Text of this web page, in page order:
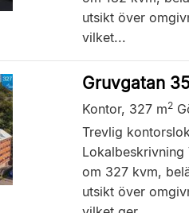
utsikt över
vilket...
Gruvgatan
Kontor, 327 m2
Trevlig
om 327 kvm,
utsikt över